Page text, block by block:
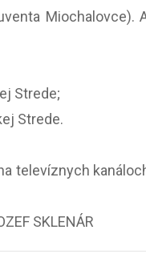
Strede;
Strede.
televíznych
SKLENÁR